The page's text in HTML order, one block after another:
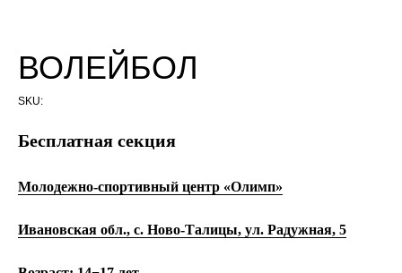
ВОЛЕЙБОЛ
SKU:
Бесплатная секция
Молодежно-спортивный центр «Олимп»
Ивановская обл., с. Ново-Талицы, ул. Радужная, 5